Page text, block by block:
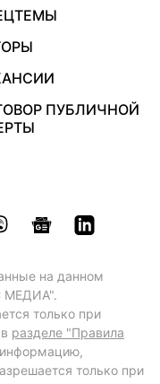
ПУБЛИЧНОЙ
на данном
МЕДИА".
только при
разделе "Правила
только при